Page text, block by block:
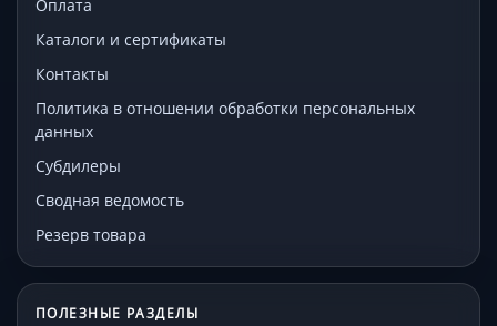
Оплата
Каталоги и сертификаты
Контакты
Политика в отношении обработки персональных
данных
Субдилеры
Сводная ведомость
Резерв товара
ПОЛЕЗНЫЕ РАЗДЕЛЫ